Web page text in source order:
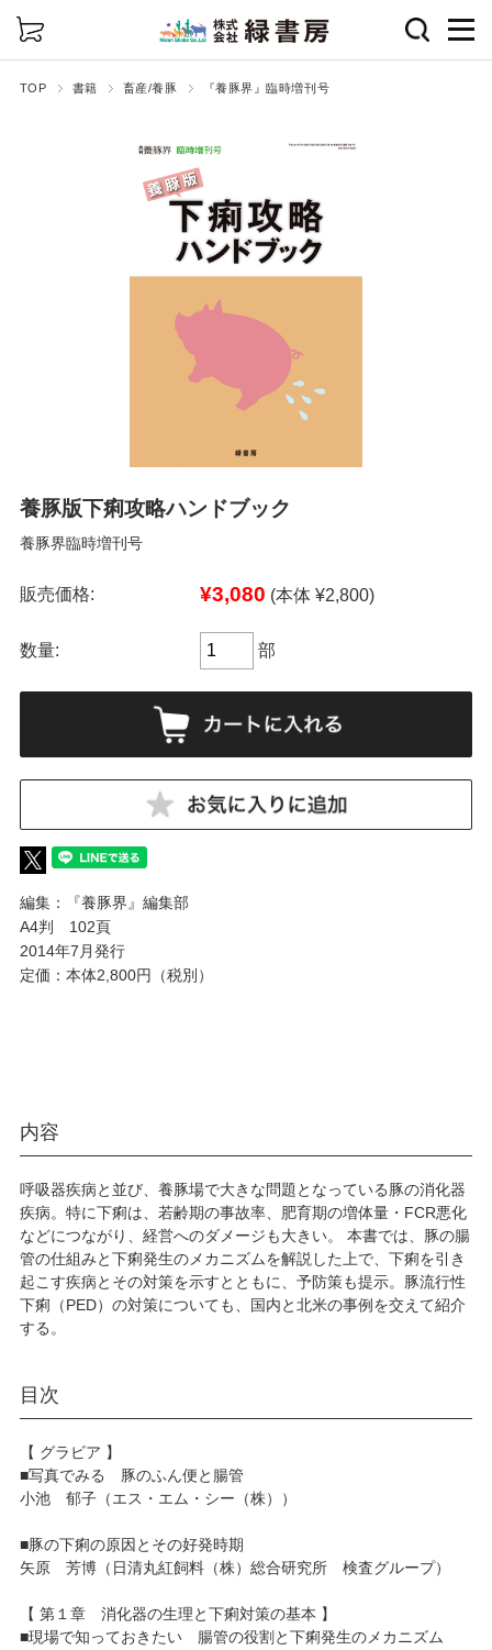
TOP 書籍 畜産/養豚 『養豚界』臨時増刊号
養豚版下痢攻略ハンドブック
養豚界臨時増刊号
販売価格: ¥3,080 (本体 ¥2,800)
数量: 部
編集：『養豚界』編集部
A4判 102頁
2014年7月発行
定価：本体2,800円（税別）
内容
呼吸器疾病と並び、養豚場で大きな問題となっている豚の消化器
疾病。特に下痢は、若齢期の事故率、肥育期の増体量・FCR悪化
などにつながり、経営へのダメージも大きい。 本書では、豚の腸
管の仕組みと下痢発生のメカニズムを解説した上で、下痢を引き
起こす疾病とその対策を示すとともに、予防策も提示。豚流行性
下痢（PED）の対策についても、国内と北米の事例を交えて紹介
する。
目次
【 グラビア 】
■写真でみる 豚のふん便と腸管
小池 郁子（エス・エム・シー（株））
■豚の下痢の原因とその好発時期
矢原 芳博（日清丸紅飼料（株）総合研究所 検査グループ）
【 第１章 消化器の生理と下痢対策の基本 】
■現場で知っておきたい 腸管の役割と下痢発生のメカニズム